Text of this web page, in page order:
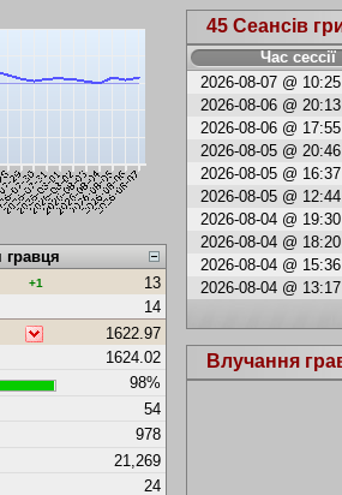
гравця
+1
13
14
1622.97
1624.02
98%
54
978
21,269
24
45 Сеансів
Час сессії
2026-08-07 @
2026-08-06 @
2026-08-06 @
2026-08-05 @
2026-08-05 @
2026-08-05 @
2026-08-04 @
2026-08-04 @
2026-08-04 @
2026-08-04 @
Влучання